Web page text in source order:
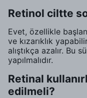
Retinol ciltte
Evet, özellikle
ve kızarıklık
alıştıkça azalır. Bu
yapılmalıdır.
Retinal
edilmeli?